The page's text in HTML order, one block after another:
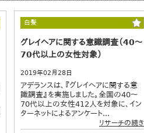
白髪
グレイヘアに関する意識調査（40～
70代以上の女性対象）
2019年02月28日
アデランスは、『グレイヘアに関する意
識調査』を実施しました。全国の40～
70代以上の女性412人を対象に、イン
ターネットによるアンケート...
リサーチの続き